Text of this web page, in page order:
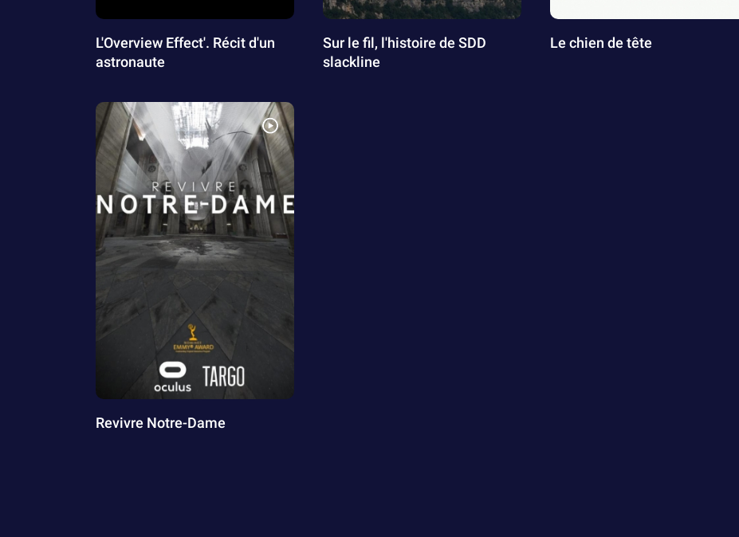
L'Overview Effect'. Récit d'un
astronaute
Sur le fil, l'histoire de SDD
slackline
Le chien de tête
Revivre Notre-Dame